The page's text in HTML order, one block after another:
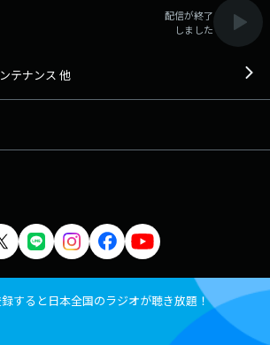
配信が終了
しました
テナンス 他
すると日本全国のラジオが聴き放題！